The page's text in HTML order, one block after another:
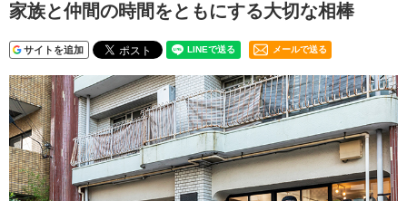
家族と仲間の時間をともにする大切な相棒
サイトを追加 メールで送る